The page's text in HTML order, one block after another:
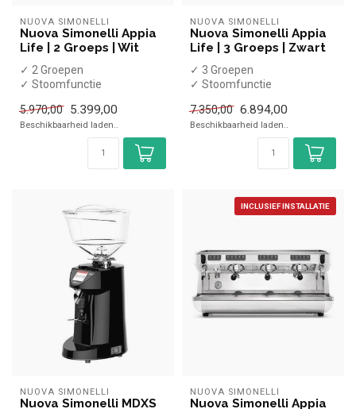
NUOVA SIMONELLI
Nuova Simonelli Appia
Life | 2 Groeps | Wit
✓ 2 Groepen
✓ Stoomfunctie
✓ 230 Volt
5.970,00 5.399,00
Beschikbaarheid laden..
NUOVA SIMONELLI
Nuova Simonelli Appia
Life | 3 Groeps | Zwart
✓ 3 Groepen
✓ Stoomfunctie
7.350,00 6.894,00
Beschikbaarheid laden..
NUOVA SIMONELLI
Nuova Simonelli MDXS
INCLUSIEF INSTALLATIE
NUOVA SIMONELLI
Nuova Simonelli Appia